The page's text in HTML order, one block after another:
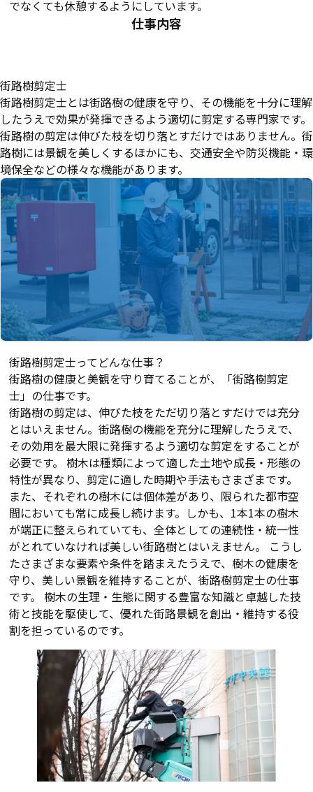
でなくても休憩するようにしています。
仕事内容
街路樹剪定士
街路樹剪定士とは街路樹の健康を守り、その機能を十分に理解
したうえで効果が発揮できるよう適切に剪定する専門家です。
街路樹の剪定は伸びた枝を切り落とすだけではありません。街
路樹には景観を美しくするほかにも、交通安全や防災機能・環
境保全などの様々な機能があります。
街路樹剪定士ってどんな仕事？
街路樹の健康と美観を守り育てることが、「街路樹剪定
士」の仕事です。
街路樹の剪定は、伸びた枝をただ切り落とすだけでは充分
とはいえません。街路樹の機能を充分に理解したうえで、
その効用を最大限に発揮するよう適切な剪定をすることが
必要です。 樹木は種類によって適した土地や成長・形態の
特性が異なり、剪定に適した時期や手法もさまざまです。
また、それぞれの樹木には個体差があり、限られた都市空
間においても常に成長し続けます。しかも、1本1本の樹木
が端正に整えられていても、全体としての連続性・統一性
がとれていなければ美しい街路樹とはいえません。 こうし
たさまざまな要素や条件を踏まえたうえで、樹木の健康を
守り、美しい景観を維持することが、街路樹剪定士の仕事
です。 樹木の生理・生態に関する豊富な知識と卓越した技
術と技能を駆使して、優れた街路景観を創出・維持する役
割を担っているのです。